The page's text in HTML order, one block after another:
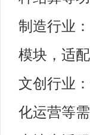
制造行业
模块，适
文创行业
化运营等